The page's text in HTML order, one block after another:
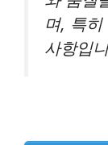
며, 특
사항입